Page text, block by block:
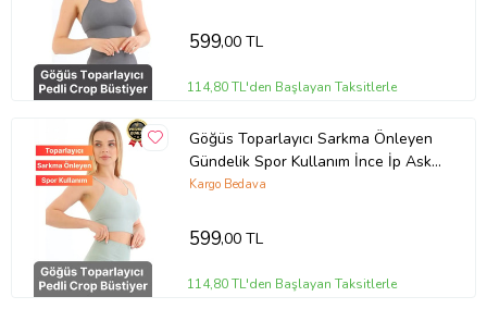
599,00 TL
114,80 TL'den Başlayan Taksitlerle
Göğüs Toparlayıcı Sarkma Önleyen
Gündelik Spor Kullanım İnce İp Askılı
Pedli Çizgili Crop Büstiyer (Mint)
Kargo Bedava
599,00 TL
114,80 TL'den Başlayan Taksitlerle